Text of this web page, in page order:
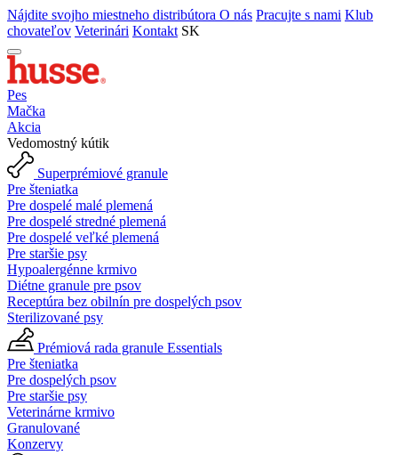
Nájdite svojho miestneho distribútora O nás Pracujte s nami Klub
chovateľov Veterinári Kontakt SK
Pes
Mačka
Akcia
Vedomostný kútik
Superprémiové granule
Pre šteniatka
Pre dospelé malé plemená
Pre dospelé stredné plemená
Pre dospelé veľké plemená
Pre staršie psy
Hypoalergénne krmivo
Diétne granule pre psov
Receptúra bez obilnín pre dospelých psov
Sterilizované psy
Prémiová rada granule Essentials
Pre šteniatka
Pre dospelých psov
Pre staršie psy
Veterinárne krmivo
Granulované
Konzervy